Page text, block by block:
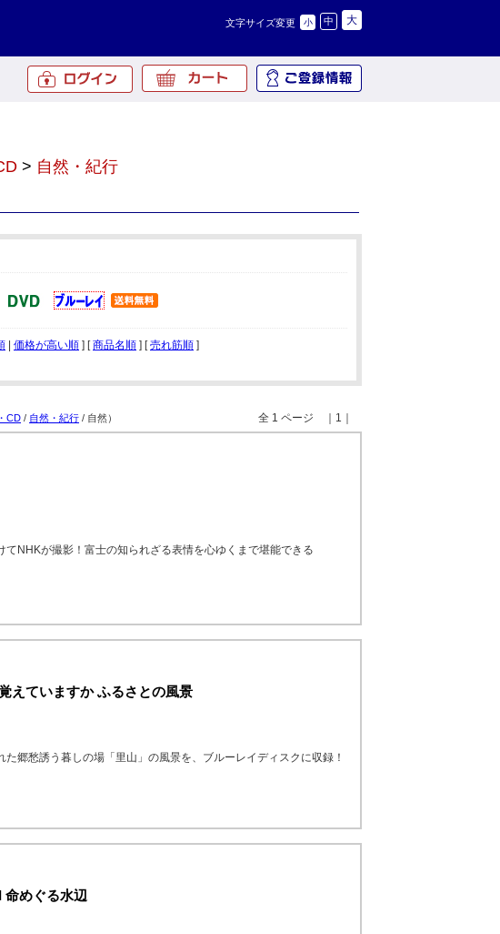
文字サイズ変更 小 中 大
> 自然・紀行
価格が高い順 ] [商品名順 ] [売れ筋順 ]
全 1 ページ ｜1｜
CD / 自然・紀行 / 自然）
てNHKが撮影！富士の知られざる表情を心ゆくまで堪能できる
えていますか ふるさとの風景
郷愁誘う暮しの場「里山」の風景を、ブルーレイディスクに収録！
命めぐる水辺